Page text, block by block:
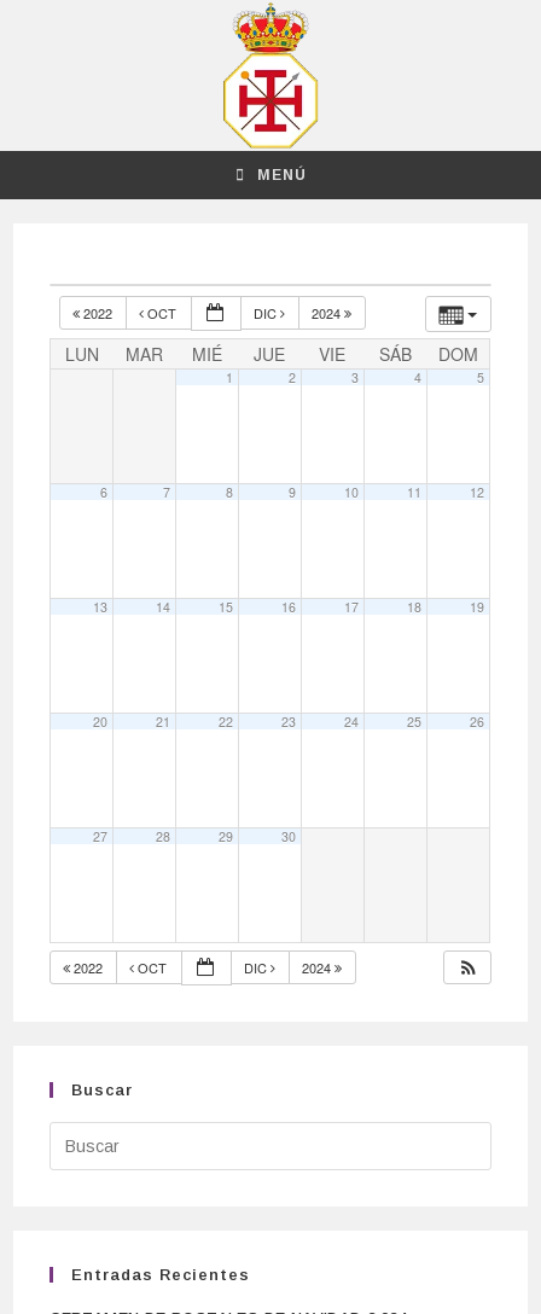
MENÚ
2022 OCT DIC 2024
LUN MAR MIÉ JUE VIE SÁB DOM
1 2 3 4 5
6 7 8 9 10 11 12
13 14 15 16 17 18 19
20 21 22 23 24 25 26
27 28 29 30
2022 OCT DIC 2024
Buscar
Entradas Recientes